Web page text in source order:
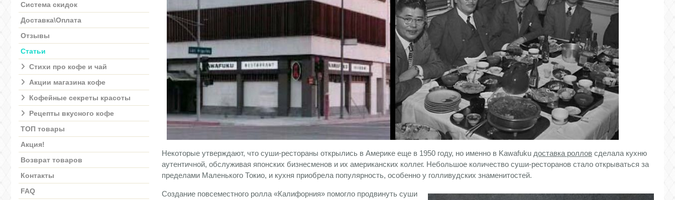
Система скидок
Доставка\Оплата
Отзывы
Статьи
Стихи про кофе и чай
Акции магазина кофе
Кофейные секреты красоты
Рецепты вкусного кофе
ТОП товары
Акция!
Возврат товаров
Контакты
FAQ
Некоторые утверждают, что суши-рестораны открылись в Америке еще в 1950 году, но именно в Kawafuku доставка роллов сделала кухню
аутентичной, обслуживая японских бизнесменов и их американских коллег. Небольшое количество суши-ресторанов стало открываться за
пределами Маленького Токио, и кухня приобрела популярность, особенно у голливудских знаменитостей.
Создание повсеместного ролла «Калифорния» помогло продвинуть суши